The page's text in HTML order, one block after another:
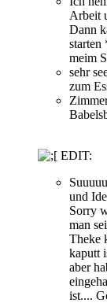
Arbeit
Dann
meim
sehr
zum
EDIT:
und
Sorry
man
Theke
kaputt
aber
ist....